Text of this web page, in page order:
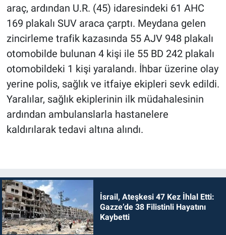
araç, ardından U.R. (45) idaresindeki 61 AHC
169 plakalı SUV araca çarptı. Meydana gelen
zincirleme trafik kazasında 55 AJV 948 plakalı
otomobilde bulunan 4 kişi ile 55 BD 242 plakalı
otomobildeki 1 kişi yaralandı. İhbar üzerine olay
yerine polis, sağlık ve itfaiye ekipleri sevk edildi.
Yaralılar, sağlık ekiplerinin ilk müdahalesinin
ardından ambulanslarla hastanelere
kaldırılarak tedavi altına alındı.
İsrail, Ateşkesi 47 Kez İhlal Etti:
Gazze’de 38 Filistinli Hayatını
Kaybetti